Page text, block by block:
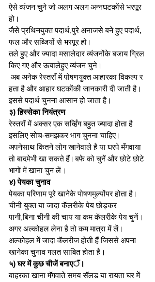
ऐसे व्यंजन चुने जो अलग अलग अन्नघटकोंसे भरपूर
हो।
जैसे प्रथिनयुक्त पदार्थ,पुरे अनाजसे बने हुए पदार्थ,
फल और सब्जियों से भरपूर हो।
तले हुए और ज्यादा मसालेदार व्यंजनोंके बजाय ग्रिल
किए गए और ऊबालेहुए व्यंजन चुने।
अब अनेक रेस्तराॅं में पोषणयुक्त आहारका विकल्प र
हता है और आहार घटकोंकी जानकारी दी जाती है।
इससे पदार्थ चुनना आसान हो जाता है।
३) हिस्सेका नियंत्रण
रेस्तराॅं में अक्सर एक सर्व्हिंग बहुत ज्यादा होता है
इसलिए सोच-समझकर भाग चुनना चाहिए।
अपनेसाथ कितने लोग खानेवाले है या घरपे मॅंगवाया
तो बादमेभी खा सकते हैं।बफे को चुनें और छोटे छोटे
भागों में खाना चुन लें।
४) पेयका चुनाव
पेयका परिणाम पूरे खानेके पोषणमुल्योंपर होता है।
चीनी युक्त या जादा कॅलरीके पेय छोड़कर
पानी,बिना चीनी की चाय या कम कॅलरीके पेय चुनें।
अगर अल्कोहल लेना है तो कम मात्रा में लें।
अल्कोहल में जादा कॅलरीज होती हैं जिससे अपना
खानेका चुनाव गलत साबित होता है।
५) घर में कुछ चीजें बनाएॅं।
बाहरका खाना मॅंगवाते समय सॅलड या रायता घर में